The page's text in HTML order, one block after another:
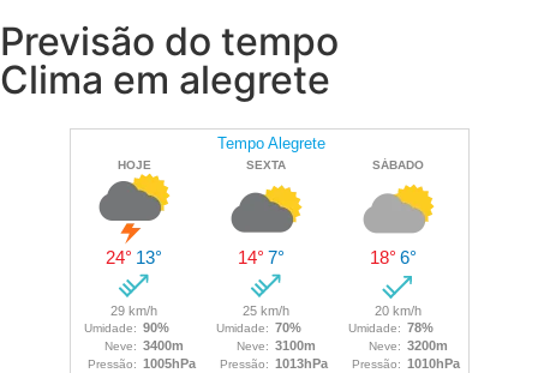
Previsão do tempo
Clima em alegrete